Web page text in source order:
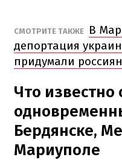
СМОТРИТЕ ТАКЖЕ
В
депортация
придумали
Что известно
Бердянске,
Мариуполе